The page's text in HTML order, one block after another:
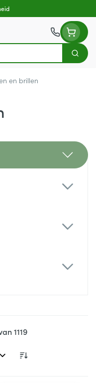
Zoek
en brillen
1119